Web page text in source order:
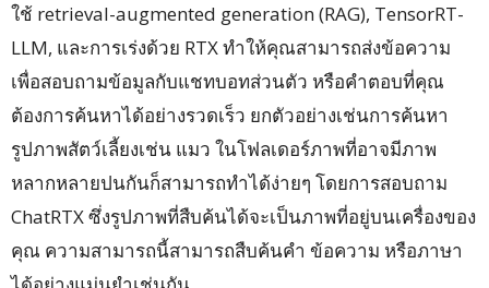
ใช้ retrieval-augmented generation (RAG), TensorRT-
LLM, และการเร่งด้วย RTX ทำให้คุณสามารถส่งข้อความ
เพื่อสอบถามข้อมูลกับแชทบอทส่วนตัว หรือคำตอบที่คุณ
ต้องการค้นหาได้อย่างรวดเร็ว ยกตัวอย่างเช่นการค้นหา
รูปภาพสัตว์เลี้ยงเช่น แมว ในโฟลเดอร์ภาพที่อาจมีภาพ
หลากหลายปนกันก็สามารถทำได้ง่ายๆ โดยการสอบถาม
ChatRTX ซึ่งรูปภาพที่สืบค้นได้จะเป็นภาพที่อยู่บนเครื่องของ
คุณ ความสามารถนี้สามารถสืบค้นคำ ข้อความ หรือภาษา